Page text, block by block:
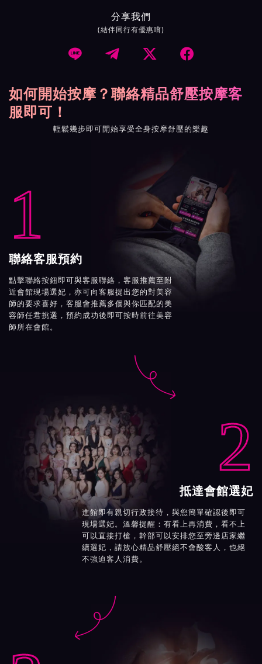
分享我們
(結伴同行有優惠唷)
   
如何開始按摩？聯絡精品舒壓按摩客
服即可！
輕鬆幾步即可開始享受全身按摩舒壓的樂趣
1
聯絡客服預約
點擊聯絡按鈕即可與客服聯絡，客服推薦至附
近會館現場選妃，亦可向客服提出您的對美容
師的要求喜好，客服會推薦多個與你匹配的美
容師任君挑選，預約成功後即可按時前往美容
師所在會館。

2
抵達會館選妃
進館即有親切行政接待，與您簡單確認後即可
現場選妃。溫馨提醒：有看上再消費，看不上
可以直接打槍，幹部可以安排您至旁邊店家繼
續選妃，請放心精品舒壓絕不會酸客人，也絕
不強迫客人消費。
